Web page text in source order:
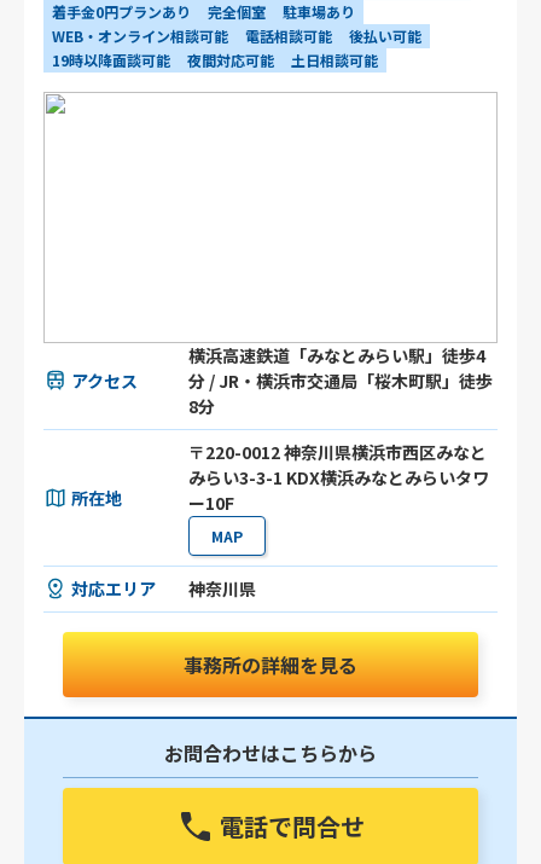
着手金0円プランあり
完全個室
駐車場あり
WEB・オンライン相談可能
電話相談可能
後払い可能
19時以降面談可能
夜間対応可能 土日相談可能
アクセス
横浜高速鉄道「みなとみらい駅」徒歩4
分 / JR・横浜市交通局「桜木町駅」徒歩
8分
所在地
〒220-0012 神奈川県横浜市西区みなと
みらい3-3-1 KDX横浜みなとみらいタワ
ー10F
MAP
対応エリア 神奈川県
事務所の詳細を見る
お問合わせはこちらから
電話で問合せ